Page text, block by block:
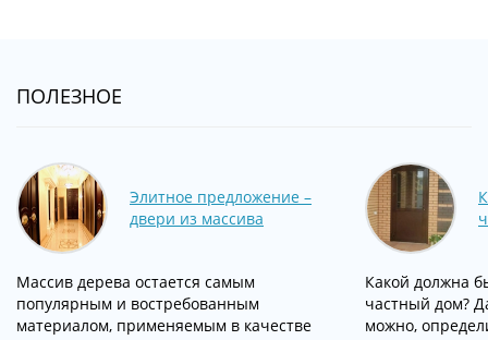
ПОЛЕЗНОЕ
Элитное предложение –
двери из массива
Массив дерева остается самым
популярным и востребованным
материалом, применяемым в качестве
Какой должна
частный дом?
можно,